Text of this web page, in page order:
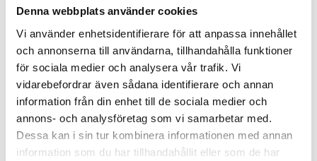
Denna webbplats använder cookies
Vi använder enhetsidentifierare för att anpassa innehållet
och annonserna till användarna, tillhandahålla funktioner
för sociala medier och analysera vår trafik. Vi
vidarebefordrar även sådana identifierare och annan
information från din enhet till de sociala medier och
annons- och analysföretag som vi samarbetar med.
Dessa kan i sin tur kombinera informationen med annan
information som du har tillhandahållit eller som de har
Nyhetsbrev
PRENUMERERA
Dina personuppgifter behandlas i enlighet med vårintegritetspolicy